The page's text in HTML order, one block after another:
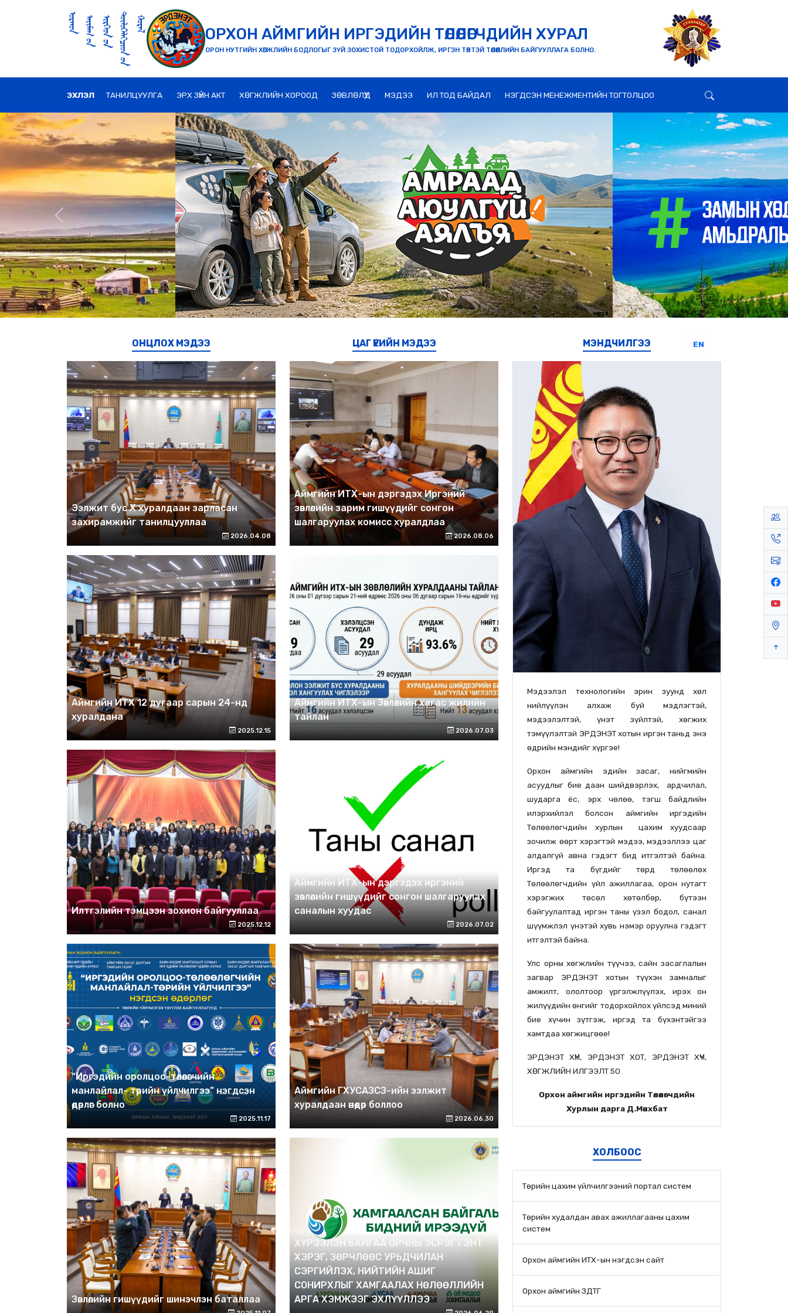
ОРХОН АЙМГИЙН ИРГЭДИЙН ТӨЛӨӨЛӨГЧДИЙН ХУРАЛ
ОРОН НУТГИЙН ХӨГЖЛИЙН БОДЛОГЫГ ЗҮЙ ЗОХИСТОЙ ТОДОРХОЙЛЖ, ИРГЭН ТӨВТЭЙ ТӨЛӨӨЛЛИЙН БАЙГУУЛЛАГА БОЛНО.
ЭХЛЭЛ ТАНИЛЦУУЛГА ЭРХ ЗҮЙН АКТ ХӨГЖЛИЙН ХОРООД ЗӨВЛӨЛҮҮД МЭДЭЭ ИЛ ТОД БАЙДАЛ НЭГДСЭН МЕНЕЖМЕНТИЙН ТОГТОЛЦОО
Previous Next
ОНЦЛОХ МЭДЭЭ
Ээлжит бус X хуралдаан зарласан
захирамжийг танилцууллаа
2026.04.08
Аймгийн ИТХ 12 дугаар сарын 24-нд
хуралдана
2025.12.15
Илтгэлийн тэмцээн зохион байгууллаа
2025.12.12
“Иргэдийн оролцоо-төлөөлөгчийн
манлайлал- төрийн үйлчилгээ” нэгдсэн
өдөрлөг болно
2025.11.17
Зөвлөлийн гишүүдийг шинэчлэн баталлаа
ЦАГ ҮЕИЙН МЭДЭЭ
Аймгийн ИТХ-ын дэргэдэх Иргэний
зөвлөлийн зарим гишүүдийг сонгон
шалгаруулах комисс хуралдлаа
2026.08.06
Аймгийн ИТХ-ын Зөвлөлийн хагас жилийн
тайлан
2026.07.03
Аймгийн ИТХ-ын дэргэдэх иргэний
зөвлөлийн гишүүдийг сонгон шалгаруулах
саналын хуудас
2026.07.02
Аймгийн ГХУСАЗСЗ-ийн ээлжит
хуралдаан өнөөдөр боллоо
2026.06.30
ХҮРЭЭЛЭН БАЙГАА ОРЧНЫ ЭСРЭГ ГЭМТ
ХЭРЭГ, ЗӨРЧЛӨӨС УРЬДЧИЛАН
СЭРГИЙЛЭХ, НИЙТИЙН АШИГ
СОНИРХЛЫГ ХАМГААЛАХ НӨЛӨӨЛЛИЙН
АРГА ХЭМЖЭЭГ ЭХЛҮҮЛЛЭЭ
МЭНДЧИЛГЭЭ EN
Мэдээлэл технологийн эрин зуунд хөл
нийлүүлэн алхаж буй мэдлэгтэй,
мэдээлэлтэй, үнэт зүйлтэй, хөгжих
тэмүүлэлтэй ЭРДЭНЭТ хотын иргэн таньд энэ
өдрийн мэндийг хүргэе!
Орхон аймгийн эдийн засаг, нийгмийн
асуудлыг бие даан шийдвэрлэх, ардчилал,
шударга ёс, эрх чөлөө, тэгш байдлийн
илэрхийлэл болсон аймгийн иргэдийн
Төлөөлөгчдийн хурлын цахим хуудсаар
зочилж өөрт хэрэгтэй мэдээ, мэдээллээ цаг
алдалгүй авна гэдэгт бид итгэлтэй байна.
Иргэд та бүгдийг төрд төлөөлөх
Төлөөлөгчдийн үйл ажиллагаа, орон нутагт
хэрэгжих төсөл хөтөлбөр, бүтээн
байгуулалтад иргэн таны үзэл бодол, санал
шүүмжлэл үнэтэй хувь нэмэр оруулна гэдэгт
итгэлтэй байна.
Улс орны хөгжлийн түүчээ, сайн засаглалын
загвар ЭРДЭНЭТ хотын түүхэн замналыг
амжилт, ололтоор үргэлжлүүлэх, ирэх он
жилүүдийн өнгийг тодорхойлох үйлсэд миний
бие хүчин зүтгэж, иргэд та бүхэнтэйгээ
хамтдаа хөгжицгөөе!
ЭРДЭНЭТ ХҮН, ЭРДЭНЭТ ХОТ, ЭРДЭНЭТ ХҮЧ,
ХӨГЖЛИЙН ИЛГЭЭЛТ 50
Орхон аймгийн иргэдийн Төлөөлөгчдийн
Хурлын дарга Д.Мөнхбат
ХОЛБООС
Төрийн цахим үйлчилгээний портал систем
Төрийн худалдан авах ажиллагааны цахим
систем
Орхон аймгийн ИТХ-ын нэгдсэн сайт
Орхон аймгийн ЗДТГ